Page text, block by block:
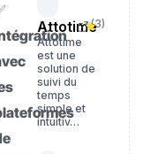
Attotime
(3)
Attotime
est une
solution de
suivi du
temps
simple et
intuitiv…